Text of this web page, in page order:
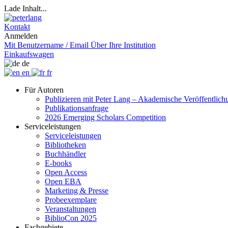
Lade Inhalt...
Kontakt
Anmelden
Mit Benutzername / Email Über Ihre Institution
Einkaufswagen
de
en
fr
Für Autoren
Publizieren mit Peter Lang – Akademische
Publikationsanfrage
2026 Emerging Scholars Competition
Serviceleistungen
Serviceleistungen
Bibliotheken
Buchhändler
E-books
Open Access
Open EBA
Marketing & Presse
Probeexemplare
Veranstaltungen
BiblioCon 2025